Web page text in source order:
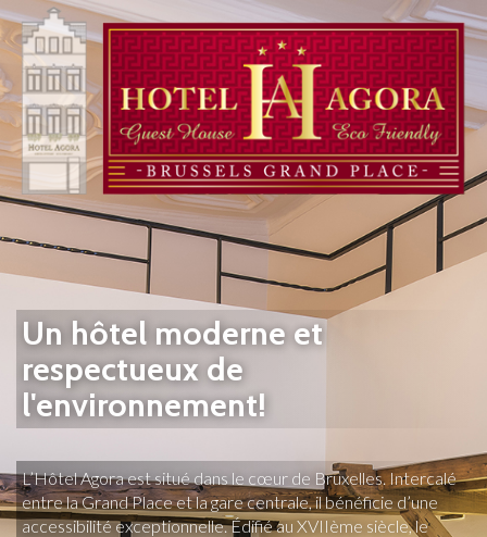
Un hôtel moderne et
respectueux de
l'environnement!
L’Hôtel Agora est situé dans le cœur de Bruxelles. Intercalé
entre la Grand Place et la gare centrale, il bénéficie d’une
accessibilité exceptionnelle. Édifié au XVIIème siècle, le